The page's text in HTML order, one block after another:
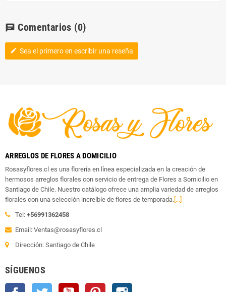
chat Comentarios (0)
edit Sea el primero en escribir una reseña
ARREGLOS DE FLORES A DOMICILIO
Rosasyflores.cl es una florería en línea especializada en la creación de
hermosos arreglos florales con servicio de entrega de Flores a Somicilio en
Santiago de Chile. Nuestro catálogo ofrece una amplia variedad de arreglos
florales con una selección increíble de flores de temporada. [...]
Tel: +56991362458
Email: Ventas@rosasyflores.cl
Dirección: Santiago de Chile
SÍGUENOS
Facebook Twitter YouTube Pinterest